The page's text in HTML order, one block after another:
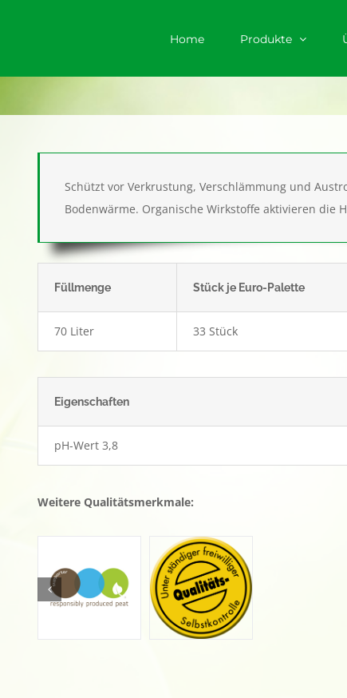
Home Produkte
Schützt vor Verkrustung, Verschlämmung und
Bodenwärme. Organische Wirkstoffe aktivieren die
Füllmenge Stück je Euro-Palette
70 Liter 33 Stück
Eigenschaften
pH-Wert 3,8
Weitere Qualitätsmerkmale: